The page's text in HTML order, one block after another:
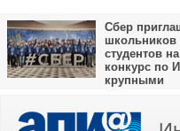
Сбер
школьников
студентов на
конкурс по
крупными